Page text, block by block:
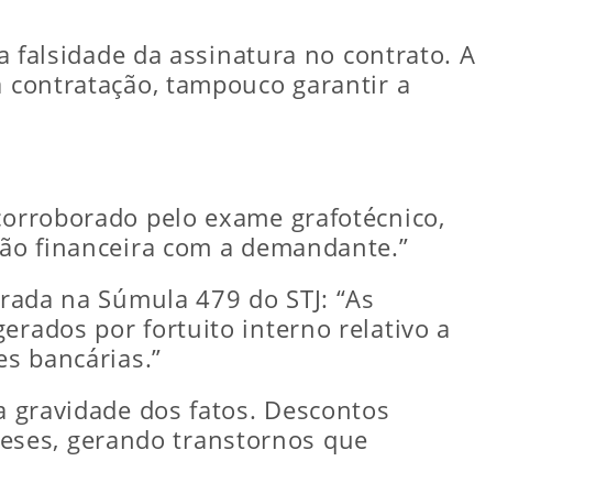
falsidade da assinatura no contrato. A
tampouco garantir a
pelo exame grafotécnico,
financeira com a demandante.”
na Súmula 479 do STJ: “As
por fortuito interno relativo a
bancárias.”
dos fatos. Descontos
gerando transtornos que